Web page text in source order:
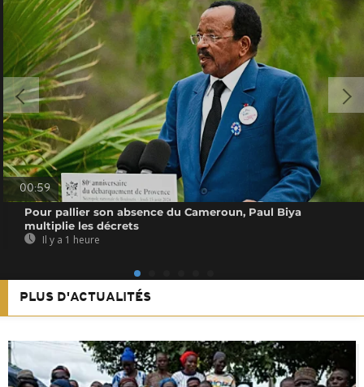
00:59
Pour pallier son absence du Cameroun, Paul Biya
multiplie les décrets
Il y a 1 heure
PLUS D'ACTUALITÉS